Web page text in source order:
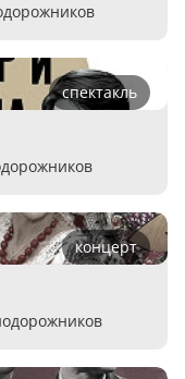
спектакль
концерт